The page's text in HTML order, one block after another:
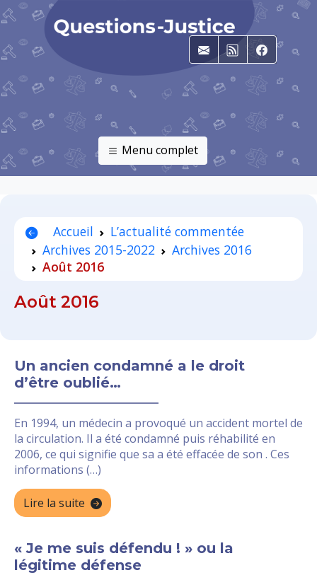
E-mailRSS
Menu complet
Accueil
L’actualité commentée
Archives 2015-2022
Archives 2016
Août 2016
Août 2016
Un ancien condamné a le droit
d’être oublié…
En 1994, un médecin a provoqué un accident mortel de
la circulation. Il a été condamné puis réhabilité en
2006, ce qui signifie que sa a été effacée de son . Ces
informations (…)
Lire la suite
« Je me suis défendu ! » ou la
légitime défense